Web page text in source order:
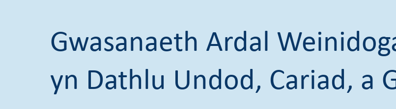
Gwasanaeth Ardal
yn Dathlu Undod, Cariad, a